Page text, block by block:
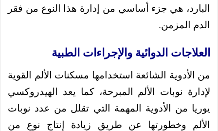
البارد، هي جزء أساسي من إدارة هذا النوع من فقر
الدم المزمن.
العلاجات الدوائية والإجراءات الطبية
من الأدوية الشائعة استخدامها مسكنات الألم القوية
لإدارة نوبات الألم المبرحة، كما يعد الهيدروكسي
يوريا من الأدوية المهمة التي تقلل من عدد نوبات
الألم وخطورتها عن طريق زيادة إنتاج نوع من